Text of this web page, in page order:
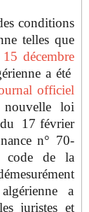
conditions
telles que
décembre
a été
officiel
nouvelle loi
17 février
n° 70-
code de la
algérienne a
juristes et